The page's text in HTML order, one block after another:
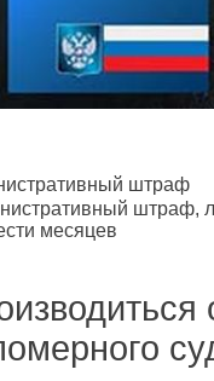
штраф
штраф,
месяцев